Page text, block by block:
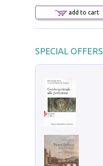
add to cart
SPECIAL